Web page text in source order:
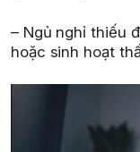
– Ngủ nghỉ thiếu
hoặc sinh hoạt